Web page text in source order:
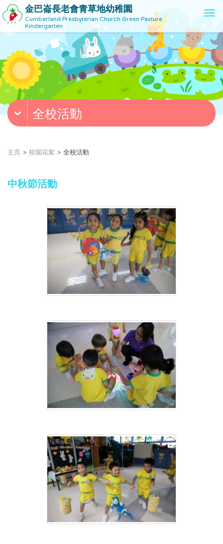
金巴崙長老會青草地幼稚園
Cumberland Presbyterian Church Green Pasture
Kindergarten
T
g
g
l
e
n
a
v
g
全校活動
主頁 校園花絮 全校活動
中秋節活動